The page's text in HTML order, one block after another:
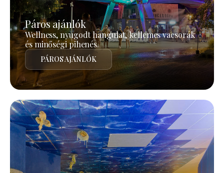
Páros ajánlók
Wellness, nyugodt hangulat, kellemes vacsorák
és minőségi pihenés.
PÁROS AJÁNLÓK